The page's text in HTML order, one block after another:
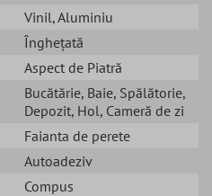
Vinil, Aluminiu
Înghețată
Aspect de Piatră
Bucătărie, Baie, Spălătorie,
Depozit, Hol, Cameră de zi
Faianta de perete
Autoadeziv
Compus